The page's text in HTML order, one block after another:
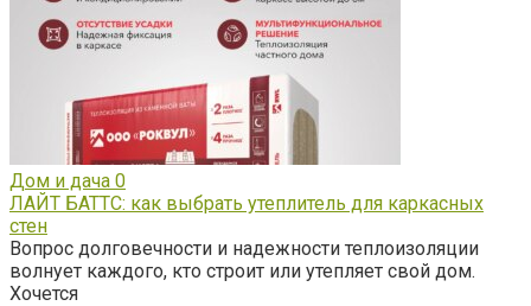
Дом и дача 0
ЛАЙТ БАТТС: как выбрать утеплитель для каркасных
стен
Вопрос долговечности и надежности теплоизоляции
волнует каждого, кто строит или утепляет свой дом.
Хочется